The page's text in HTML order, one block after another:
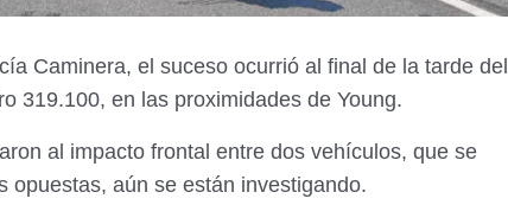
Caminera, el suceso ocurrió al final de la tarde del
319.100, en las proximidades de Young.
al impacto frontal entre dos vehículos, que se
opuestas, aún se están investigando.